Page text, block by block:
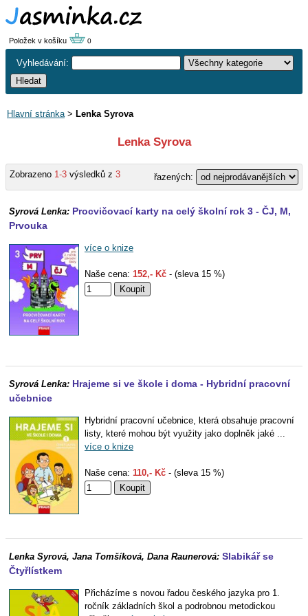
Položek v košíku 0
Vyhledávání:
Hlavní stránka> Lenka Syrova
Lenka Syrova
Zobrazeno 1-3 výsledků z 3 řazených:
Syrová Lenka: Procvičovací karty na celý školní rok 3 - ČJ, M,
Prvouka
více o knize
Naše cena: 152,- Kč - (sleva 15 %)
Syrová Lenka: Hrajeme si ve škole i doma - Hybridní pracovní
učebnice
Hybridní pracovní učebnice, která obsahuje pracovní
listy, které mohou být využity jako doplněk jaké ...
více o knize
Naše cena: 110,- Kč - (sleva 15 %)
Lenka Syrová, Jana Tomšíková, Dana Raunerová: Slabikář se
Čtyřlístkem
Přicházíme s novou řadou českého jazyka pro 1.
ročník základních škol a podrobnou metodickou